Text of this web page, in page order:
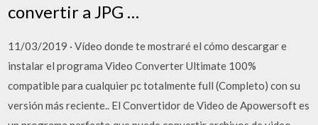
convertir a JPG …
11/03/2019 · Vídeo donde te mostraré el cómo descargar e
instalar el programa Video Converter Ultimate 100%
compatible para cualquier pc totalmente full (Completo) con su
versión más reciente.. El Convertidor de Video de Apowersoft es